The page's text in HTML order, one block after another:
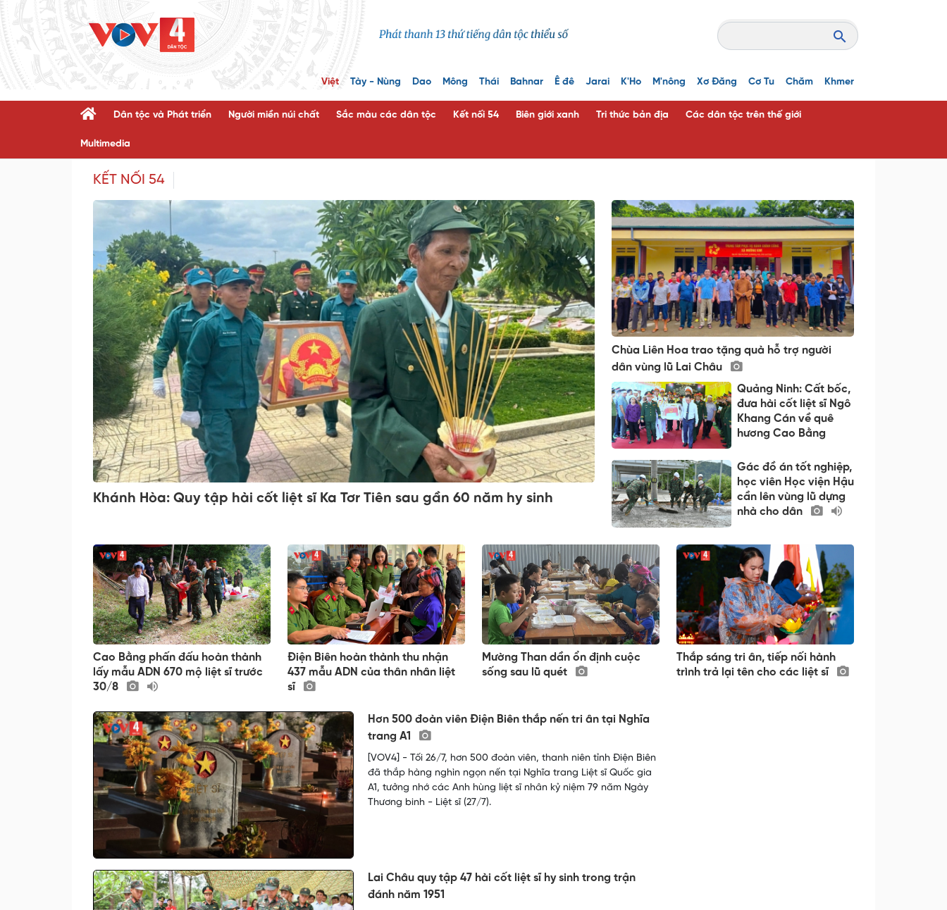
Việt Tày - Nùng Dao Mông Thái Bahnar Ê đê Jarai K'Ho M'nông Xơ Đăng Cơ Tu Chăm Khmer
Dân tộc và Phát triển Người miền núi chất Sắc màu các dân tộc Kết nối 54 Biên giới xanh Tri thức bản địa Các dân tộc trên thế giới
Multimedia
KẾT NỐI 54
Khánh Hòa: Quy tập hài cốt liệt sĩ Ka Tơr Tiên sau gần 60 năm hy sinh
Chùa Liên Hoa trao tặng quà hỗ trợ người
dân vùng lũ Lai Châu
Quảng Ninh: Cất bốc,
đưa hài cốt liệt sĩ Ngô
Khang Cán về quê
hương Cao Bằng
Gác đồ án tốt nghiệp,
học viên Học viện Hậu
cần lên vùng lũ dựng
nhà cho dân
Cao Bằng phấn đấu hoàn thành
lấy mẫu ADN 670 mộ liệt sĩ trước
30/8
Điện Biên hoàn thành thu nhận
437 mẫu ADN của thân nhân liệt
sĩ
Mường Than dần ổn định cuộc
sống sau lũ quét
Thắp sáng tri ân, tiếp nối hành
trình trả lại tên cho các liệt sĩ
Hơn 500 đoàn viên Điện Biên thắp nến tri ân tại Nghĩa
trang A1
[VOV4] - Tối 26/7, hơn 500 đoàn viên, thanh niên tỉnh Điện Biên
đã thắp hàng nghìn ngọn nến tại Nghĩa trang Liệt sĩ Quốc gia
A1, tưởng nhớ các Anh hùng liệt sĩ nhân kỷ niệm 79 năm Ngày
Thương binh - Liệt sĩ (27/7).
Lai Châu quy tập 47 hài cốt liệt sĩ hy sinh trong trận
đánh năm 1951